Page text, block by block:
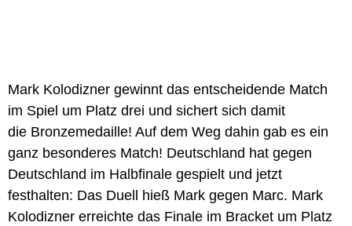
Mark Kolodizner gewinnt das entscheidende Match
im Spiel um Platz drei und sichert sich damit
die Bronzemedaille! Auf dem Weg dahin gab es ein
ganz besonderes Match! Deutschland hat gegen
Deutschland im Halbfinale gespielt und jetzt
festhalten: Das Duell hieß Mark gegen Marc. Mark
Kolodizner erreichte das Finale im Bracket um Platz